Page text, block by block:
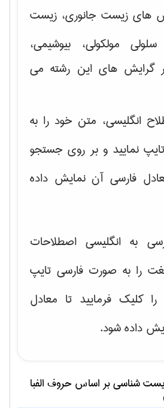
های زیست جانوری، زیست
مولکولی، بیوشیمی،
گرایش های این رشته می
انگلیسی، متن خود را به
نمایید و بر روی جستجو
فارسی آن نمایش داده
به انگلیسی اصطلاحات
را به صورت فارسی تایپ
کلیک فرمایید تا معادل
داده شود.
شناسیبر اساس حروف الفبا